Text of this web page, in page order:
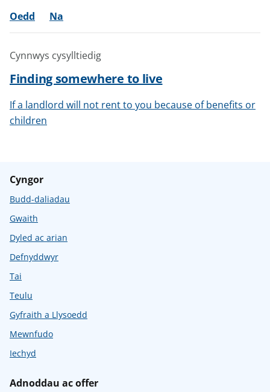
Oedd Na
Cynnwys cysylltiedig
Finding somewhere to live
If a landlord will not rent to you because of benefits or
children
Cyngor
Budd-daliadau
Gwaith
Dyled ac arian
Defnyddwyr
Tai
Teulu
Gyfraith a Llysoedd
Mewnfudo
Iechyd
Adnoddau ac offer